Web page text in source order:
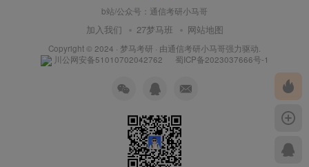
b站/公众号：通信考研小马哥
加入我们 27梦马班 网站地图
Copyright © 2024 · 梦马考研 · 由通信考研小马哥强力驱动.
川公网安备51010702042762
蜀ICP备2023037666号-1